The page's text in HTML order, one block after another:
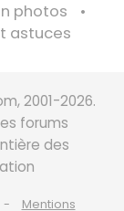
photos
astuces
2001-2026.
forums
des
Mentions